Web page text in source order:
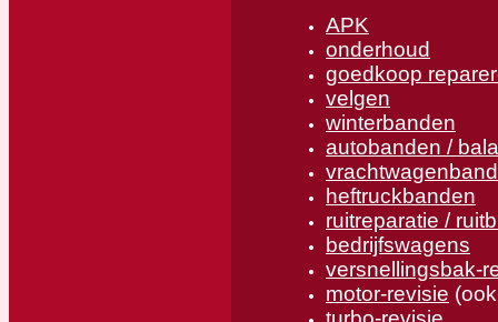
APK
onderhoud
goedkoop
velgen
winterbanden
autobanden /
heftruckbanden
ruitreparatie /
bedrijfswagens
versnellingsbak-
motor-revisie